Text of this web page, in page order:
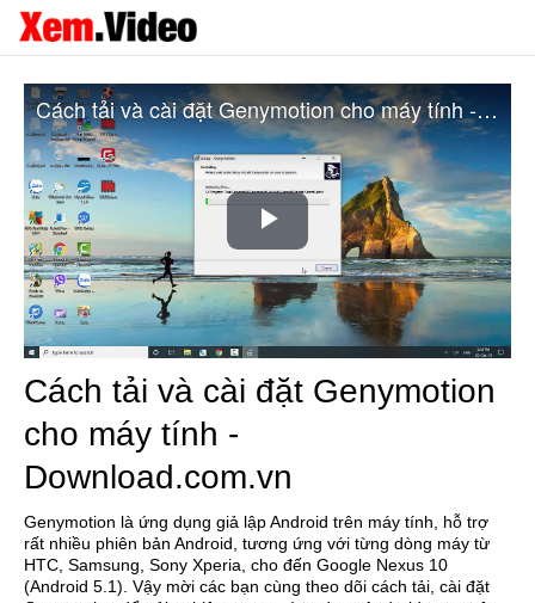
Play
Video
Cách tải và cài đặt Genymotion cho máy tính - Download.com.vn
Cách tải và cài đặt Genymotion
cho máy tính -
Download.com.vn
Genymotion là ứng dụng giả lập Android trên máy tính, hỗ trợ
rất nhiều phiên bản Android, tương ứng với từng dòng máy từ
HTC, Samsung, Sony Xperia, cho đến Google Nexus 10
(Android 5.1). Vậy mời các bạn cùng theo dõi cách tải, cài đặt